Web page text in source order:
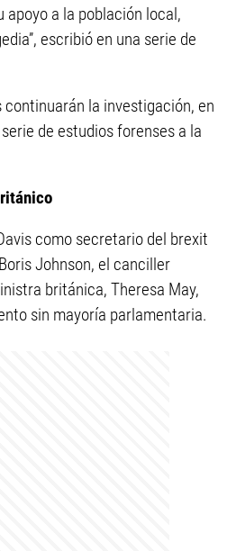
apoyo a la población local,
escribió en una serie de
la investigación, en
de estudios forenses a la
como secretario del brexit
Johnson, el canciller
británica, Theresa May,
sin mayoría parlamentaria.